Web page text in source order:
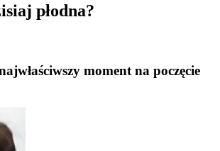
płodna?
moment na poczęcie